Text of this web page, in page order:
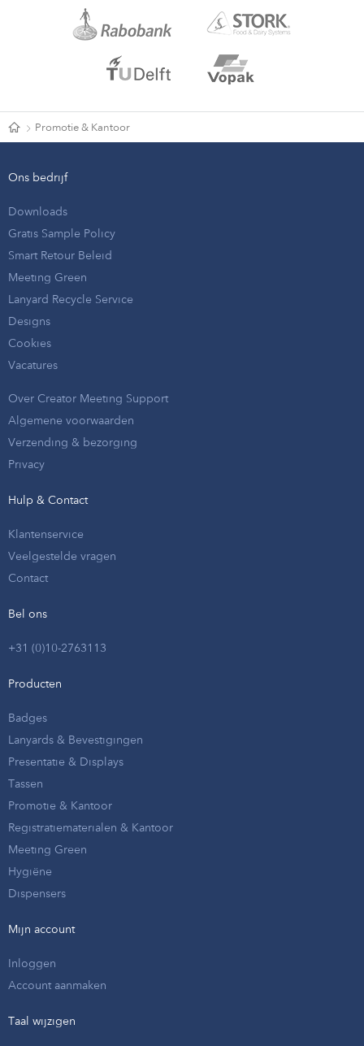
Promotie & Kantoor
Ons bedrijf
Downloads
Gratis Sample Policy
Smart Retour Beleid
Meeting Green
Lanyard Recycle Service
Designs
Cookies
Vacatures
Over Creator Meeting Support
Algemene voorwaarden
Verzending & bezorging
Privacy
Hulp & Contact
Klantenservice
Veelgestelde vragen
Contact
Bel ons
+31 (0)10-2763113
Producten
Badges
Lanyards & Bevestigingen
Presentatie & Displays
Tassen
Promotie & Kantoor
Registratiematerialen & Kantoor
Meeting Green
Hygiëne
Dispensers
Mijn account
Inloggen
Account aanmaken
Taal wijzigen